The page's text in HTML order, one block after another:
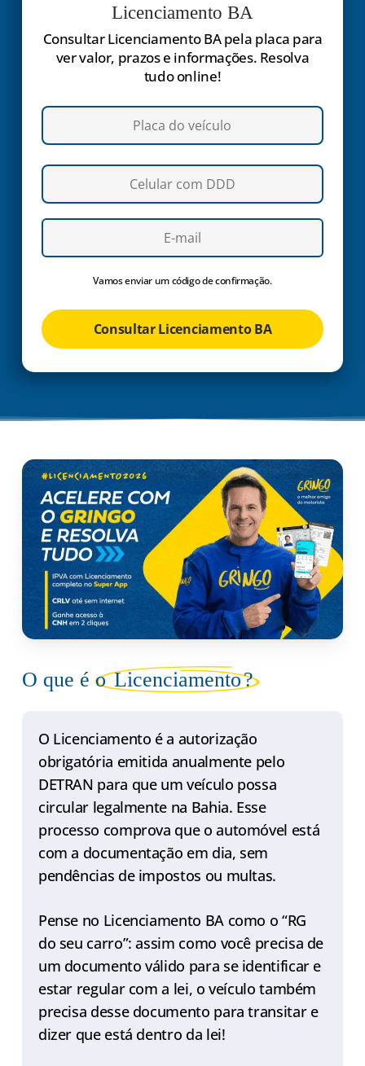
Licenciamento BA
Consultar Licenciamento BA pela placa para
ver valor, prazos e informações. Resolva
tudo online!
Vamos enviar um código de confirmação.
Consultar Licenciamento BA
O que é oLicenciamento?
O Licenciamento é a autorização
obrigatória emitida anualmente pelo
DETRAN para que um veículo possa
circular legalmente na Bahia. Esse
processo comprova que o automóvel está
com a documentação em dia, sem
pendências de impostos ou multas.
Pense no Licenciamento BA como o “RG
do seu carro”: assim como você precisa de
um documento válido para se identificar e
estar regular com a lei, o veículo também
precisa desse documento para transitar e
dizer que está dentro da lei!